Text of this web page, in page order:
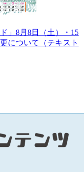
」8月8日（土）・15
について（テキスト